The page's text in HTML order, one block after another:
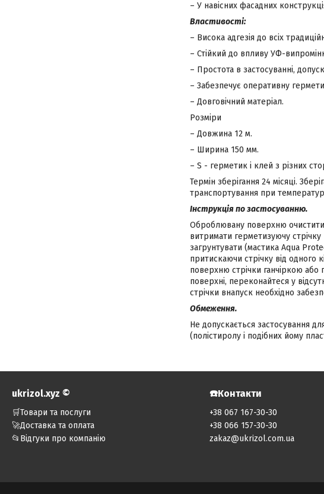
– У навісних фасадних
Властивості:
– Висока адгезія до всіх
– Стійкий до впливу УФ-
– Простота в застосуванні,
– Забезпечує оперативну
– Довговічний матеріал.
Розміри
– Довжина 12 м.
– Ширина 150 мм.
– S - герметик і клей з різних
Термін зберігання 24 місяці.
транспортування при
Інструкція по застосуванню.
Оброблювану поверхню
витримати герметизуючу
загрунтувати (мастика Aqua
притискаючи стрічку від
поверхню стрічки ганчіркою
поверхні, переконайтеся у
стрічки внапуск необхідно
Обмеження.
Не допускається застосування
(полістиролу і подібних йому
ukrizol.xyz ©️
🛒Товари та послуги
🚀Доставка та оплата
📂Відгуки про компанію
☎️Контакти
+38 067 167-30-30
+38 066 157-30-30
zakaz@ukrizol.com.ua